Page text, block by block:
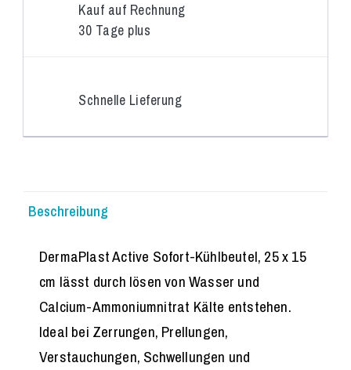
Kauf auf Rechnung
30 Tage plus
Schnelle Lieferung
Beschreibung
DermaPlast Active Sofort-Kühlbeutel, 25 x 15
cm lässt durch lösen von Wasser und
Calcium-Ammoniumnitrat Kälte entstehen.
Ideal bei Zerrungen, Prellungen,
Verstauchungen, Schwellungen und